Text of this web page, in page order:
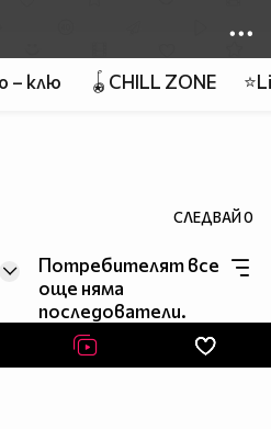
– клю 🪀CHILL ZONE
СЛЕДВАЙ0
Потребителят все
още няма
последователи.